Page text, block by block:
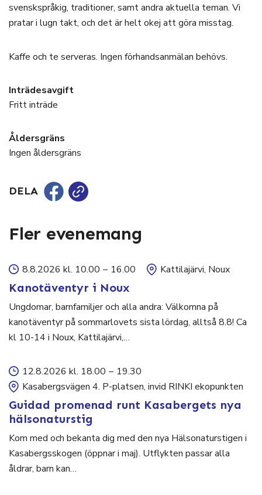
svenskspråkig, traditioner, samt andra aktuella teman. Vi
pratar i lugn takt, och det är helt okej att göra misstag.
Kaffe och te serveras. Ingen förhandsanmälan behövs.
Inträdesavgift
Fritt inträde
Åldersgräns
Ingen åldersgräns
DELA
Fler evenemang
8.8.2026 kl. 10.00 – 16.00 Kattilajärvi, Noux
Kanotäventyr i Noux
Ungdomar, barnfamiljer och alla andra: Välkomna på
kanotäventyr på sommarlovets sista lördag, alltså 8.8! Ca
kl 10-14 i Noux, Kattilajärvi,…
12.8.2026 kl. 18.00 – 19.30
Kasabergsvägen 4. P-platsen, invid RINKI ekopunkten
Guidad promenad runt Kasabergets nya
hälsonaturstig
Kom med och bekanta dig med den nya Hälsonaturstigen i
Kasabergsskogen (öppnar i maj). Utflykten passar alla
åldrar, barn kan…